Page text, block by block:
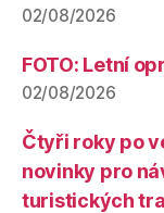
02/08/2026
FOTO: Letní
02/08/2026
Čtyři roky po
novinky pro
turistických